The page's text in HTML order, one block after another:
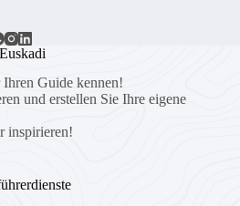
Guide kennen!
und erstellen Sie Ihre eigene
inspirieren!